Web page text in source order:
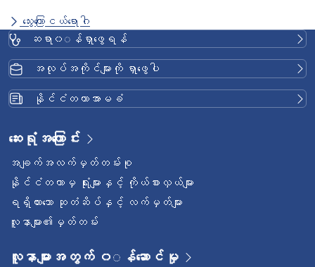
သွေးကြောငယ်ရောဂါ
ဆရာ၀◌န်ရှာဖွေရန်
အလုပ်အကိုင်များကို ရှာဖွေပါ
နိုင်ငံတကာအာမခံ
ဆေးရုံအကြောင်း
အချက်အလက်မှတ်တမ်းစု
နိုင်ငံတကာမှ ရုံးများနှင့် ကိုယ်စားလှယ်များ
ရရှိထားသော ဆုတံဆိပ်နှင့် လက်မှတ်များ
လူနာများ၏မှတ်တမ်း
လူနာများအတွက် ၀◌န်ဆောင်မှု